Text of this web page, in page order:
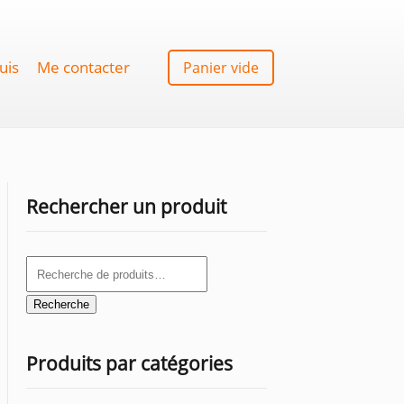
Panier vide
Me contacter
Rechercher un produit
Recherche
pour :
Recherche
Produits par catégories